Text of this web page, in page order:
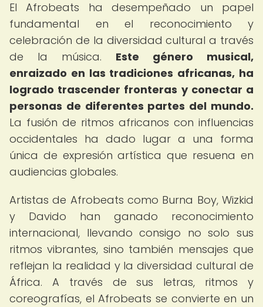
El Afrobeats ha desempeñado un papel
fundamental en el reconocimiento y
celebración de la diversidad cultural a través
de la música. Este género musical,
enraizado en las tradiciones africanas, ha
logrado trascender fronteras y conectar a
personas de diferentes partes del mundo.
La fusión de ritmos africanos con influencias
occidentales ha dado lugar a una forma
única de expresión artística que resuena en
audiencias globales.
Artistas de Afrobeats como Burna Boy, Wizkid
y Davido han ganado reconocimiento
internacional, llevando consigo no solo sus
ritmos vibrantes, sino también mensajes que
reflejan la realidad y la diversidad cultural de
África. A través de sus letras, ritmos y
coreografías, el Afrobeats se convierte en un